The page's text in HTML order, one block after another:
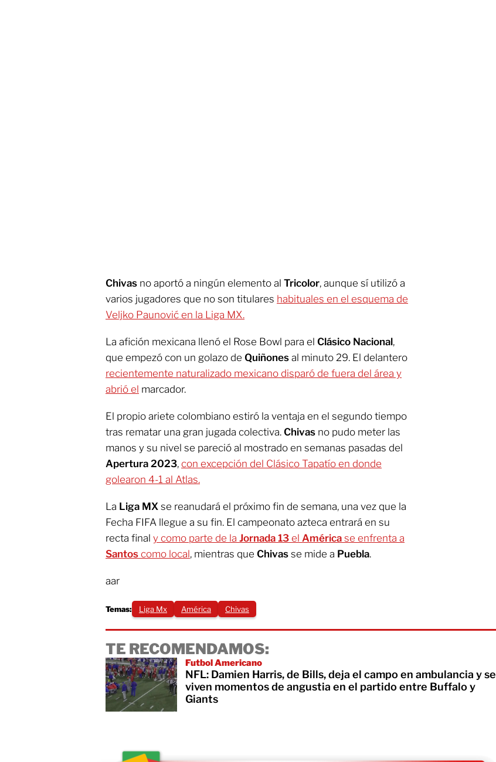
Chivas no aportó a ningún elemento al Tricolor, aunque sí utilizó a
varios jugadores que no son titulares habituales en el esquema de
Veljko Paunović en la Liga MX.
La afición mexicana llenó el Rose Bowl para el Clásico Nacional,
que empezó con un golazo de Quiñones al minuto 29. El delantero
recientemente naturalizado mexicano disparó de fuera del área y
abrió el marcador.
El propio ariete colombiano estiró la ventaja en el segundo tiempo
tras rematar una gran jugada colectiva. Chivas no pudo meter las
manos y su nivel se pareció al mostrado en semanas pasadas del
Apertura 2023, con excepción del Clásico Tapatío en donde
golearon 4-1 al Atlas.
La Liga MX se reanudará el próximo fin de semana, una vez que la
Fecha FIFA llegue a su fin. El campeonato azteca entrará en su
recta final y como parte de la Jornada 13 el América se enfrenta a
Santos como local, mientras que Chivas se mide a Puebla.
aar
Temas: Liga Mx América Chivas
TE RECOMENDAMOS:
Futbol Americano
NFL: Damien Harris, de Bills, deja el campo en ambulancia y se
viven momentos de angustia en el partido entre Buffalo y
Giants